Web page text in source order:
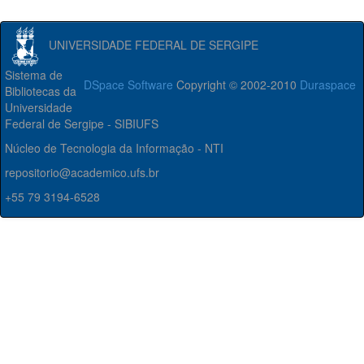
UNIVERSIDADE FEDERAL DE SERGIPE
DSpace Software Copyright © 2002-2010 Duraspace
Sistema de
Bibliotecas da
Universidade
Federal de Sergipe - SIBIUFS
Núcleo de Tecnologia da Informação - NTI
repositorio@academico.ufs.br
+55 79 3194-6528